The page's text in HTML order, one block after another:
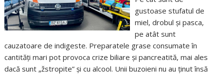
gustoase stufatul de
miel, drobul și pasca,
pe atât sunt
cauzatoare de indigeste. Preparatele grase consumate în
cantități mari pot provoca crize biliare și pancreatită, mai ales
dacă sunt „žstropite” și cu alcool. Unii buzoieni nu au ținut însă